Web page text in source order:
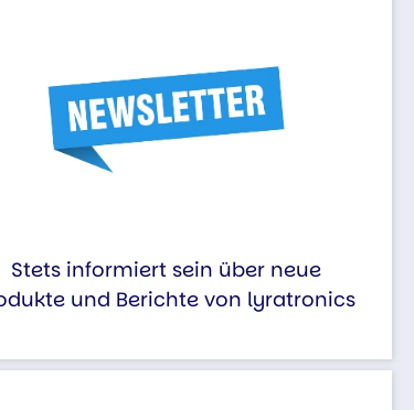
Stets informiert sein über neue
und Berichte von lyratronics